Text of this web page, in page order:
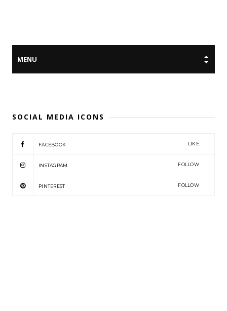
SOCIAL MEDIA ICONS
FACEBOOK LIKE
INSTAGRAM FOLLOW
PINTEREST FOLLOW